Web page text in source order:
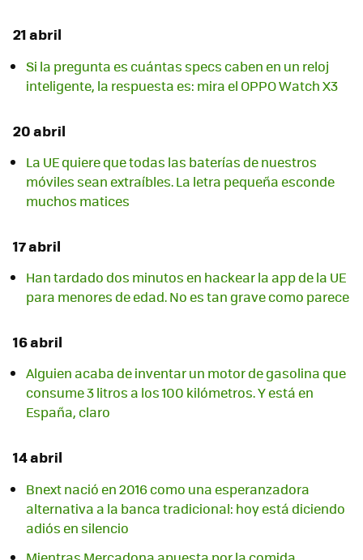
21 abril
Si la pregunta es cuántas specs caben en un reloj
inteligente, la respuesta es: mira el OPPO Watch X3
20 abril
La UE quiere que todas las baterías de nuestros
móviles sean extraíbles. La letra pequeña esconde
muchos matices
17 abril
Han tardado dos minutos en hackear la app de la UE
para menores de edad. No es tan grave como parece
16 abril
Alguien acaba de inventar un motor de gasolina que
consume 3 litros a los 100 kilómetros. Y está en
España, claro
14 abril
Bnext nació en 2016 como una esperanzadora
alternativa a la banca tradicional: hoy está diciendo
adiós en silencio